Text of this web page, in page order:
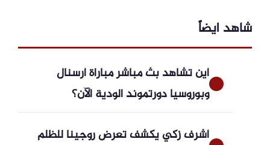
شاهد ايضاً
أين تشاهد بث مباشر مباراة أرسنال
وبوروسيا دورتموند الودية الآن؟
أشرف زكي يكشف تعرض روجينا للظلم